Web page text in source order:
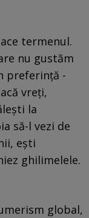
termenul.
nu gustăm
preferință -
vreți,
la
să-l vezi de
ești
ghilimelele.
global,